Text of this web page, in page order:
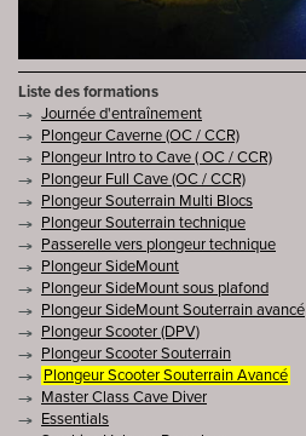
Liste des formations
Journée d'entraînement
Plongeur Caverne (OC / CCR)
Plongeur Intro to Cave ( OC / CCR)
Plongeur Full Cave (OC / CCR)
Plongeur Souterrain Multi Blocs
Plongeur Souterrain technique
Passerelle vers plongeur technique
Plongeur SideMount
Plongeur SideMount sous plafond
Plongeur SideMount Souterrain avancé
Plongeur Scooter (DPV)
Plongeur Scooter Souterrain
Plongeur Scooter Souterrain Avancé
Master Class Cave Diver
Essentials